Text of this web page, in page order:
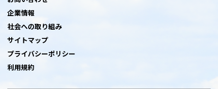
企業情報
社会への取り組み
サイトマップ
プライバシーポリシー
利用規約